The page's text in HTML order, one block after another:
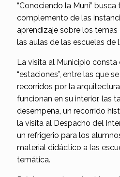
“Conociendo la Muni”
complemento de las
aprendizaje sobre los temas
las aulas de las escuelas de
La visita al Municipio consta
“estaciones”, entre las que
recorridos por la
funcionan en su interior, las
desempeña, un recorrido
la visita al Despacho del
un refrigerio para los
material didáctico a las
temática.